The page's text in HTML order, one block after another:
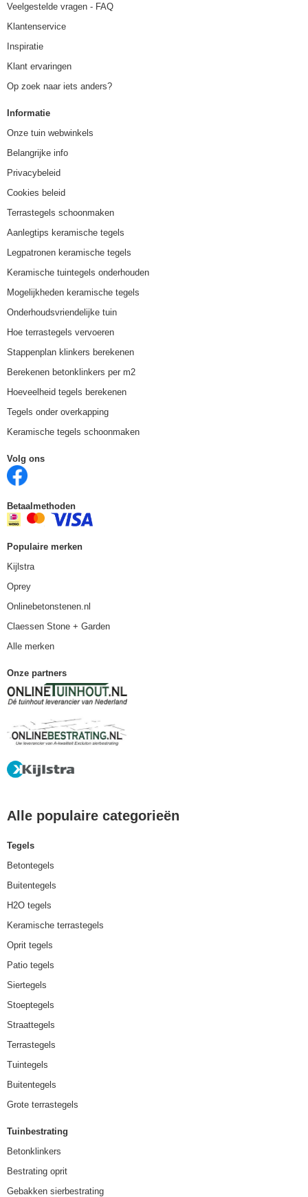
Veelgestelde vragen - FAQ
Klantenservice
Inspiratie
Klant ervaringen
Op zoek naar iets anders?
Informatie
Onze tuin webwinkels
Belangrijke info
Privacybeleid
Cookies beleid
Terrastegels schoonmaken
Aanlegtips keramische tegels
Legpatronen keramische tegels
Keramische tuintegels onderhouden
Mogelijkheden keramische tegels
Onderhoudsvriendelijke tuin
Hoe terrastegels vervoeren
Stappenplan klinkers berekenen
Berekenen betonklinkers per m2
Hoeveelheid tegels berekenen
Tegels onder overkapping
Keramische tegels schoonmaken
Volg ons
Betaalmethoden
Populaire merken
Kijlstra
Oprey
Onlinebetonstenen.nl
Claessen Stone + Garden
Alle merken
Onze partners
Alle populaire categorieën
Tegels
Betontegels
Buitentegels
H2O tegels
Keramische terrastegels
Oprit tegels
Patio tegels
Siertegels
Stoeptegels
Straattegels
Terrastegels
Tuintegels
Buitentegels
Grote terrastegels
Tuinbestrating
Betonklinkers
Bestrating oprit
Gebakken sierbestrating